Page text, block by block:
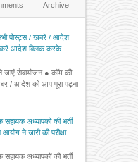
Archive
पोस्ट्स / खबरें / आदेश
आदेश क्लिक करके
सेवायोजन ● कॉम की
/ आदेश को आप पूरा पढ़ना
अध्यापकों की भर्ती
आयोग ने जारी की परीक्षा
अध्यापकों की भर्ती